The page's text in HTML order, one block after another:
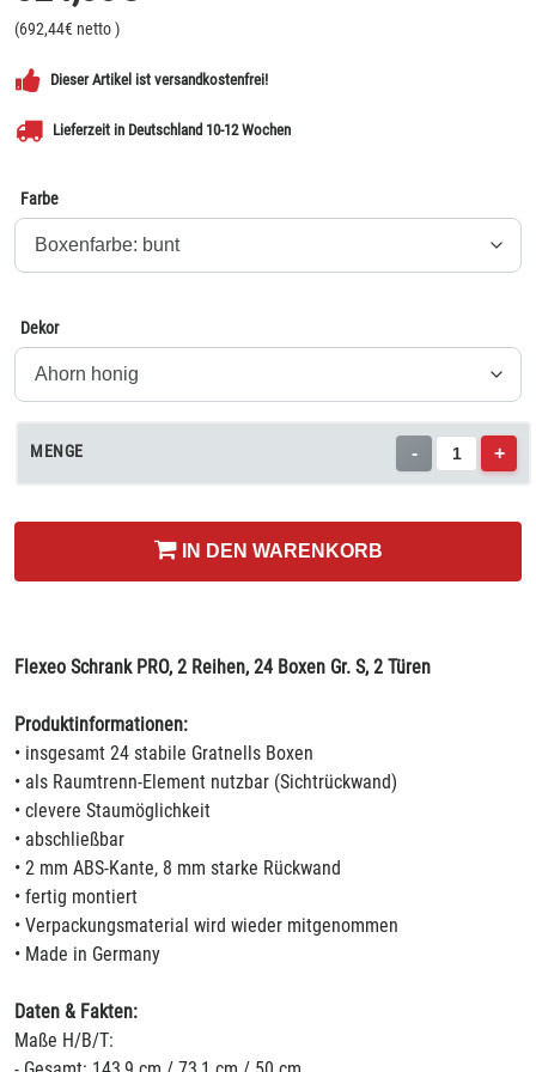
(692,44€ netto)
Dieser Artikel ist versandkostenfrei!
Lieferzeit in Deutschland 10-12 Wochen
Farbe
Dekor
MENGE - +
IN DEN WARENKORB
Flexeo Schrank PRO, 2 Reihen, 24 Boxen Gr. S, 2 Türen
Produktinformationen:
• insgesamt 24 stabile Gratnells Boxen
• als Raumtrenn-Element nutzbar (Sichtrückwand)
• clevere Staumöglichkeit
• abschließbar
• 2 mm ABS-Kante, 8 mm starke Rückwand
• fertig montiert
• Verpackungsmaterial wird wieder mitgenommen
• Made in Germany
Daten & Fakten:
Maße H/B/T: